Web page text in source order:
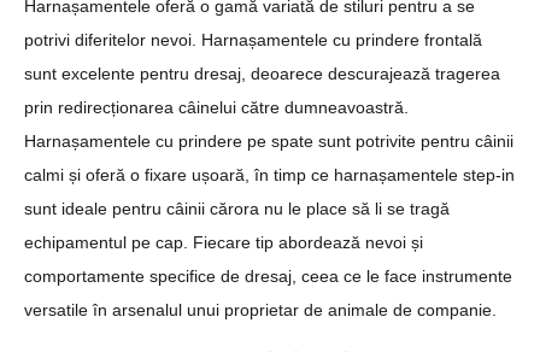
Harnașamentele oferă o gamă variată de stiluri pentru a se
potrivi diferitelor nevoi. Harnașamentele cu prindere frontală
sunt excelente pentru dresaj, deoarece descurajează tragerea
prin redirecționarea câinelui către dumneavoastră.
Harnașamentele cu prindere pe spate sunt potrivite pentru câinii
calmi și oferă o fixare ușoară, în timp ce harnașamentele step-in
sunt ideale pentru câinii cărora nu le place să li se tragă
echipamentul pe cap. Fiecare tip abordează nevoi și
comportamente specifice de dresaj, ceea ce le face instrumente
versatile în arsenalul unui proprietar de animale de companie.